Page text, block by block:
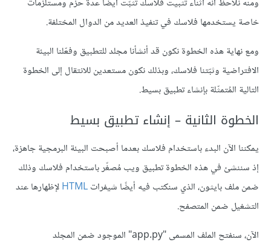
ومنه نلاحظ أنّه أثناء تثبيت فلاسك تُثبّت أيضًا عدة حزم ومستلزمات
خاصة يستخدمها فلاسك في تنفيذ العديد من الدوال المختلفة.
ومع نهاية هذه الخطوة نكون قد أنشأنا مجلد للتطبيق وفعّلنا البيئة
الافتراضية وثبّتنا فلاسك، وبذلك نكون مستعدين للانتقال إلى الخطوة
التالية المُتمثّلة بإنشاء تطبيق بسيط.
الخطوة الثانية – إنشاء تطبيق بسيط
يمكننا الآن البدء باستخدام فلاسك بعدما أصبحت البيئة البرمجية جاهزة،
إذ سننشئ في هذه الخطوة تطبيق ويب مُصغّر باستخدام فلاسك وذلك
ضمن ملف بايثون، الذي سنكتب فيه أيضًا شيفراتHTMLلإظهارها عند
التشغيل ضمن المتصفح.
الآن، سنفتح الملف المسمى "app.py" الموجود ضمن المجلد